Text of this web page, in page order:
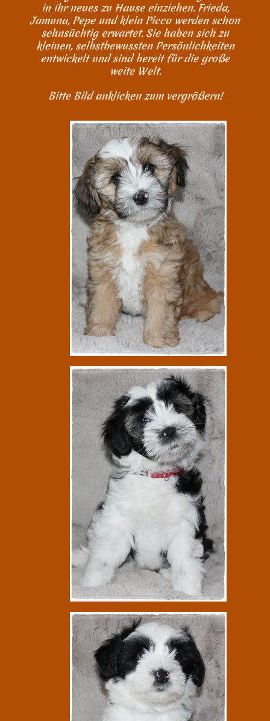
in ihr neues zu Hause einziehen. Frieda,
Jamuna, Pepe und klein Picco werden schon
sehnsüchtig erwartet. Sie haben sich zu
kleinen, selbstbewussten Persönlichkeiten
entwickelt und sind bereit für die große
weite Welt.
Bitte Bild anklicken zum vergrößern!